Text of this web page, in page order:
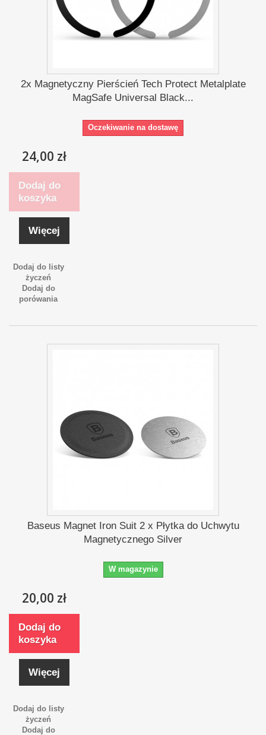
2x Magnetyczny Pierścień Tech Protect Metalplate
MagSafe Universal Black...
Oczekiwanie na dostawę
24,00 zł
Dodaj do
koszyka
Więcej
Dodaj do listy
życzeń
Dodaj do
porówania
Baseus Magnet Iron Suit 2 x Płytka do Uchwytu
Magnetycznego Silver
W magazynie
20,00 zł
Dodaj do
koszyka
Więcej
Dodaj do listy
życzeń
Dodaj do